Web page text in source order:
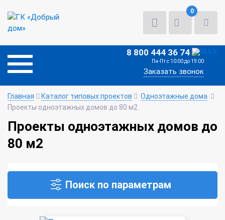
0
8 800 444 36 74
Пн-Пт с 10:00 до 19:00
Заказать звонок
Главная Каталог типовых проектов
Одноэтажные дома
Проекты одноэтажных домов до 80 м2
Проекты одноэтажных домов до
80 м2
Поиск по параметрам